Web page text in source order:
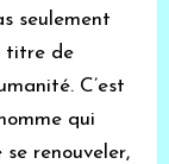
seulement
titre de
C’est
qui
renouveler,